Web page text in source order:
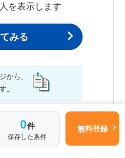
を表示します
みる
から、
。
0件
保存した条件
無料登録